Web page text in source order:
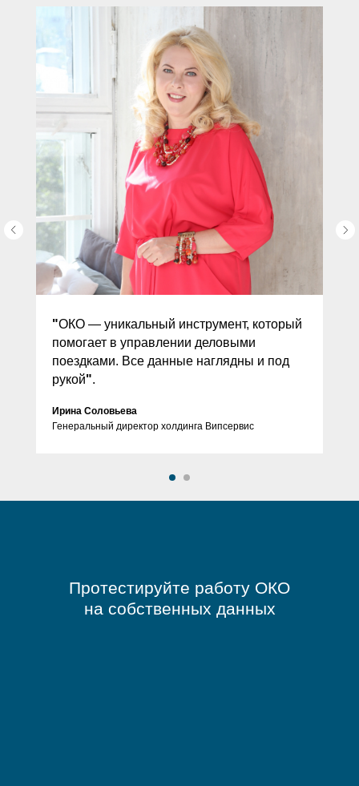
"ОКО — уникальный инструмент, который
помогает в управлении деловыми
поездками. Все данные наглядны и под
рукой".
Ирина Соловьева
Генеральный директор холдинга Випсервис
Протестируйте работу ОКО
на собственных данных